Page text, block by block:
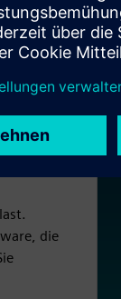
Mit einer
Ihren Teams,
und jeden
die